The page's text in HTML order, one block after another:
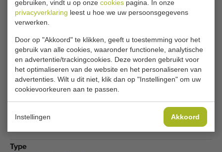
gebruiken, vindt u op onze cookies pagina. In onze
privacyverklaring leest u hoe we uw persoonsgegevens
verwerken.
Door op "Akkoord" te klikken, geeft u toestemming voor het
gebruik van alle cookies, waaronder functionele, analytische
en advertentie/trackingcookies. Deze worden gebruikt voor
het optimaliseren van de website en het personaliseren van
advertenties. Wilt u dit niet, klik dan op "Instellingen" om uw
cookievoorkeuren aan te passen.
Instellingen Akkoord
uw gegevens in.
Je huidige cookie-instellingen blokkeren dit
onderdeel. Pas je cookie-instellingen aan om
toegang te krijgen tot dit onderdeel.
Type